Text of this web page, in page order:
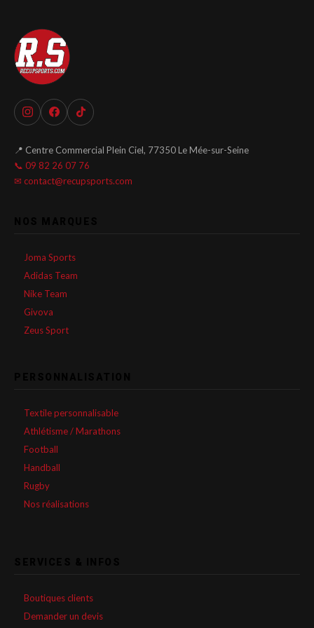
📍 Centre Commercial Plein Ciel, 77350 Le Mée-sur-Seine
📞 09 82 26 07 76
✉ contact@recupsports.com
Joma Sports
Adidas Team
Nike Team
Givova
Zeus Sport
Textile personnalisable
Athlétisme / Marathons
Football
Handball
Rugby
Nos réalisations
Boutiques clients
Demander un devis